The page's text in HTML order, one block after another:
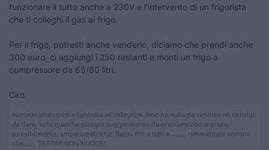
funzionare il tutto anche a 230V e l'intervento di un frigorista
che ti colleghi il gas al frigo.
Per il frigo, potresti anche venderlo, diciamo che prendi anche
300 euro, ci aggiungi i 250 restanti e monti un frigo a
compressore da 65/80 litri.
Ciro.
nomade analogico e fanciulla all'imbrunire. Non ho nulla da vendere nè consigli
da dare, solo qualche piccolo suggerimento da prendere con le pinze,
possibilmente, amperometriche. Buoni Km a tutti e......... rammentate sempre
che....... TESTAR NON NUOCE!